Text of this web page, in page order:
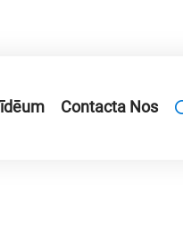
Contacta Nos